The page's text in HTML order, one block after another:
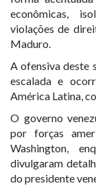
econômicas,
violações de
Maduro.
A ofensiva deste
escalada e
América Latina,
O governo
por forças
Washington,
divulgaram
do presidente